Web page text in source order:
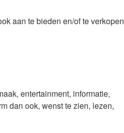
aan te bieden en/of te verkopen
entertainment, informatie,
dan ook, wenst te zien, lezen,